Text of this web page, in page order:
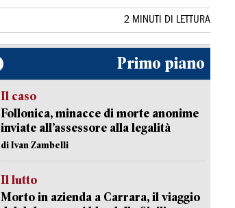
2 MINUTI DI LETTURA
Primo piano
Il caso
Follonica, minacce di morte anonime
inviate all’assessore alla legalità
di Ivan Zambelli
Il lutto
Morto in azienda a Carrara, il viaggio